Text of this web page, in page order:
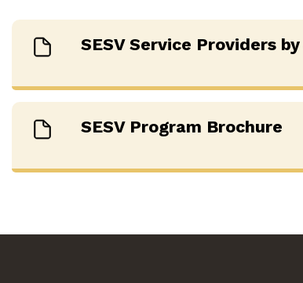
SESV Service Providers
SESV Program Brochure